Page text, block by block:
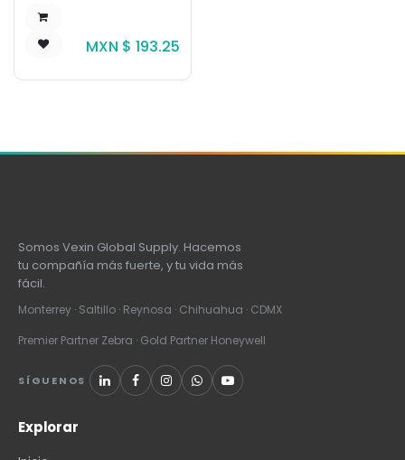
MXN $ 193.25
Somos Vexin Global Supply. Hacemos
tu compañía más fuerte, y tu vida más
fácil.
Monterrey · Saltillo · Reynosa · Chihuahua · CDMX
Premier Partner Zebra · Gold Partner Honeywell
SÍGUENOS
Explorar